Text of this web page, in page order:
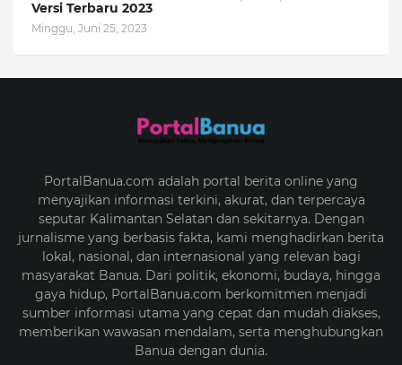
Versi Terbaru 2023
Minggu, Juni 25, 2023
PortalBanua.com adalah portal berita online yang
menyajikan informasi terkini, akurat, dan terpercaya
seputar Kalimantan Selatan dan sekitarnya. Dengan
jurnalisme yang berbasis fakta, kami menghadirkan berita
lokal, nasional, dan internasional yang relevan bagi
masyarakat Banua. Dari politik, ekonomi, budaya, hingga
gaya hidup, PortalBanua.com berkomitmen menjadi
sumber informasi utama yang cepat dan mudah diakses,
memberikan wawasan mendalam, serta menghubungkan
Banua dengan dunia.